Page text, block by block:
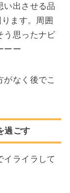
い出させる品
ます。周囲
う思ったナビ
ーー
なく後でこ
過ごす
イライラして